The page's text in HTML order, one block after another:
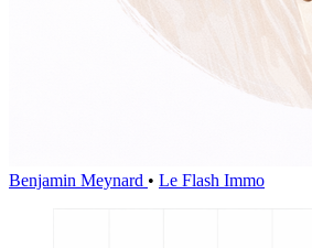
Benjamin Meynard • Le Flash Immo